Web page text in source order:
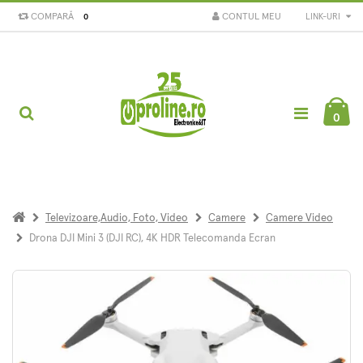
COMPARĂ 0 LINK-URI
CONTUL MEU
0
Televizoare,Audio, Foto, Video Camere
Camere Video
Drona DJI Mini 3 (DJI RC), 4K HDR Telecomanda Ecran